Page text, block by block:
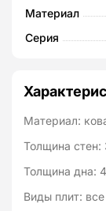
Материал
Серия
Материал:
Толщина
Толщина дна:
Виды плит: